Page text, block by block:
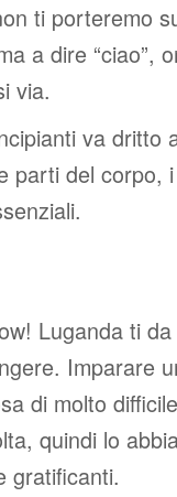
ti porteremo
a dire “ciao”,
via.
va dritto
parti del corpo,
Luganda ti
Imparare
di molto
quindi lo
gratificanti.